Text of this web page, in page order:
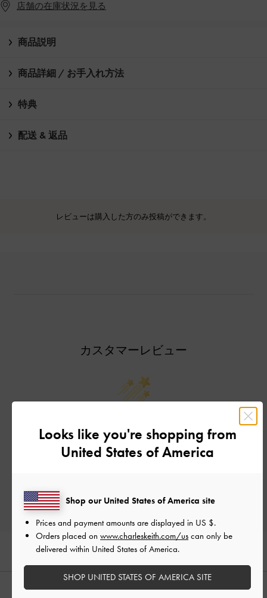
店舗の在庫状況を見る
商品説明
商品詳細 / お手入れ方法
特典
配送 & 返品
レビューは購入した方のみ投稿ができます。
カスタマーレビュー
Let us know what you think
Looks like you're shopping from
United States of America
Shop our United States of America site
Prices and payment amounts are displayed in US $.
Orders placed on www.charleskeith.com/us can only be
delivered within United States of America.
SHOP UNITED STATES OF AMERICA SITE